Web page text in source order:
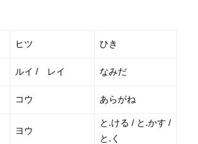
ヒツ ひき
ルイ / レイ なみだ
コウ あらがね
ヨウ
と.ける / と.かす /
と.く